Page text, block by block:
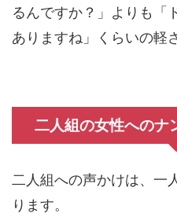
るんですか？」よりも「
ありますね」くらいの軽
二人組の女性へのナ
二人組への声かけは、一
ります。